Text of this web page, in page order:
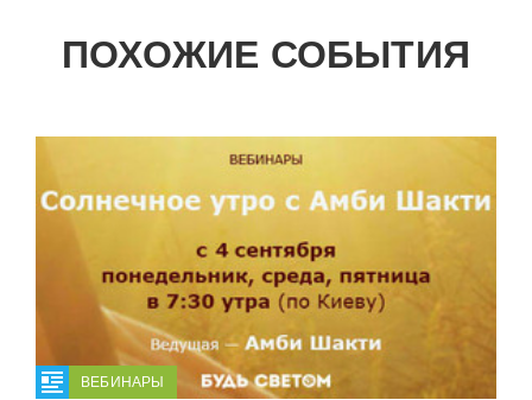
ПОХОЖИЕ СОБЫТИЯ
ВЕБИНАРЫ